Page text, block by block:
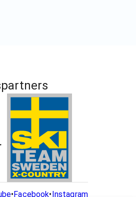
•Facebook•Instagram